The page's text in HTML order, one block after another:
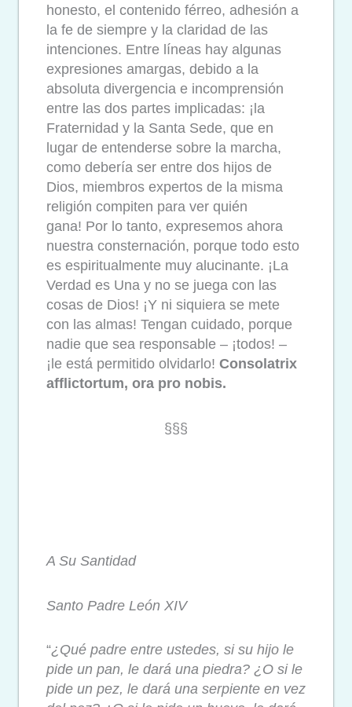
honesto, el contenido férreo, adhesión a
la fe de siempre y la claridad de las
intenciones. Entre líneas hay algunas
expresiones amargas, debido a la
absoluta divergencia e incomprensión
entre las dos partes implicadas: ¡la
Fraternidad y la Santa Sede, que en
lugar de entenderse sobre la marcha,
como debería ser entre dos hijos de
Dios, miembros expertos de la misma
religión compiten para ver quién
gana! Por lo tanto, expresemos ahora
nuestra consternación, porque todo esto
es espiritualmente muy alucinante. ¡La
Verdad es Una y no se juega con las
cosas de Dios! ¡Y ni siquiera se mete
con las almas! Tengan cuidado, porque
nadie que sea responsable – ¡todos! –
¡le está permitido olvidarlo! Consolatrix
afflictortum, ora pro nobis.
§§§
A Su Santidad
Santo Padre León XIV
“¿Qué padre entre ustedes, si su hijo le
pide un pan, le dará una piedra? ¿O si le
pide un pez, le dará una serpiente en vez